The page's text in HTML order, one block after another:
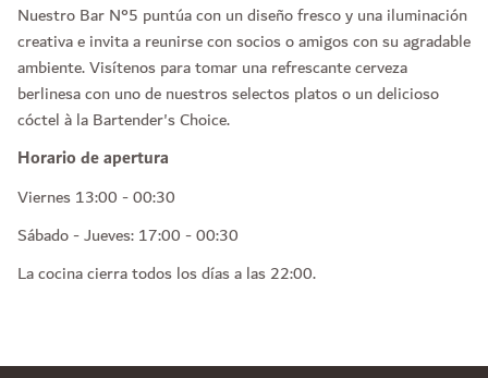
Nuestro Bar N°5 puntúa con un diseño fresco y una iluminación
creativa e invita a reunirse con socios o amigos con su agradable
ambiente. Visítenos para tomar una refrescante cerveza
berlinesa con uno de nuestros selectos platos o un delicioso
cóctel à la Bartender's Choice.
Horario de apertura
Viernes 13:00 - 00:30
Sábado - Jueves: 17:00 - 00:30
La cocina cierra todos los días a las 22:00.